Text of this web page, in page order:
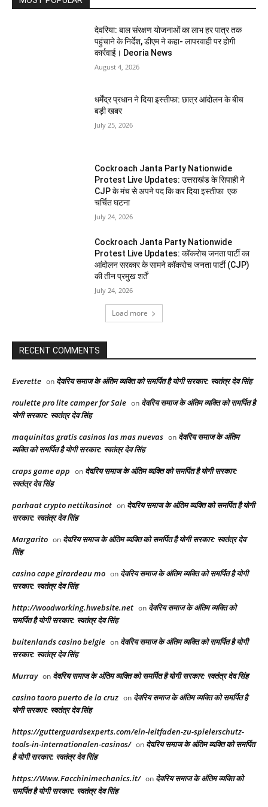
देवरिया: बाल संरक्षण योजनाओं का लाभ हर पात्र तक
पहुंचाने के निर्देश, डीएम ने कहा- लापरवाही पर होगी
कार्रवाई। Deoria News
August 4, 2026
धर्मेंद्र प्रधान ने दिया इस्तीफा: छात्र आंदोलन के बीच
बड़ी खबर
July 25, 2026
Cockroach Janta Party Nationwide
Protest Live Updates: उत्तराखंड के सिपाही ने
CJP के मंच से अपने पद कि कर दिया इस्तीफा एक
चर्चित घटना
July 24, 2026
Cockroach Janta Party Nationwide
Protest Live Updates: कॉकरोच जनता पार्टी का
आंदोलन सरकार के सामने कॉकरोच जनता पार्टी (CJP)
की तीन प्रमुख शर्तें
July 24, 2026
Load more
RECENT COMMENTS
Everette on देवरिय समाज के अंतिम व्यक्ति को समर्पित है योगी सरकार: स्वतंत्र देव सिंह
roulette pro lite camper for Sale on देवरिय समाज के अंतिम व्यक्ति को समर्पित है
योगी सरकार: स्वतंत्र देव सिंह
maquinitas gratis casinos las mas nuevas on देवरिय समाज के अंतिम
व्यक्ति को समर्पित है योगी सरकार: स्वतंत्र देव सिंह
craps game app on देवरिय समाज के अंतिम व्यक्ति को समर्पित है योगी सरकार:
स्वतंत्र देव सिंह
parhaat crypto nettikasinot on देवरिय समाज के अंतिम व्यक्ति को समर्पित है योगी
सरकार: स्वतंत्र देव सिंह
Margarito on देवरिय समाज के अंतिम व्यक्ति को समर्पित है योगी सरकार: स्वतंत्र देव
सिंह
casino cape girardeau mo on देवरिय समाज के अंतिम व्यक्ति को समर्पित है योगी
सरकार: स्वतंत्र देव सिंह
http://woodworking.hwebsite.net on देवरिय समाज के अंतिम व्यक्ति को
समर्पित है योगी सरकार: स्वतंत्र देव सिंह
buitenlands casino belgie on देवरिय समाज के अंतिम व्यक्ति को समर्पित है योगी
सरकार: स्वतंत्र देव सिंह
Murray on देवरिय समाज के अंतिम व्यक्ति को समर्पित है योगी सरकार: स्वतंत्र देव सिंह
casino taoro puerto de la cruz on देवरिय समाज के अंतिम व्यक्ति को समर्पित है
योगी सरकार: स्वतंत्र देव सिंह
https://gutterguardsexperts.com/ein-leitfaden-zu-spielerschutz-
tools-in-internationalen-casinos/ on देवरिय समाज के अंतिम व्यक्ति को समर्पित
है योगी सरकार: स्वतंत्र देव सिंह
https://Www.Facchinimechanics.it/ on देवरिय समाज के अंतिम व्यक्ति को
समर्पित है योगी सरकार: स्वतंत्र देव सिंह